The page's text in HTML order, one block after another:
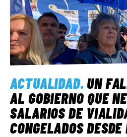
ACTUALIDAD.UN
AL GOBIERNO QUE
SALARIOS DE
CONGELADOS